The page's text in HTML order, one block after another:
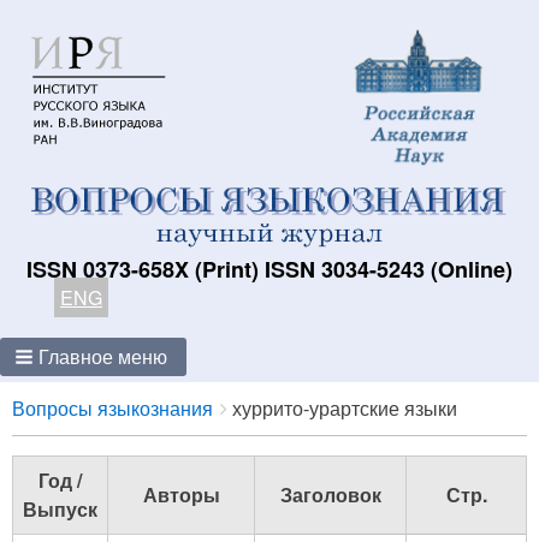
ISSN 0373-658X (Print) ISSN 3034-5243 (Online)
ENG
Главное меню
Breadcrumbs
You
are
here:
Вопросы языкознания хуррито-урартские языки
Год /
Выпуск
Авторы Заголовок Стр.